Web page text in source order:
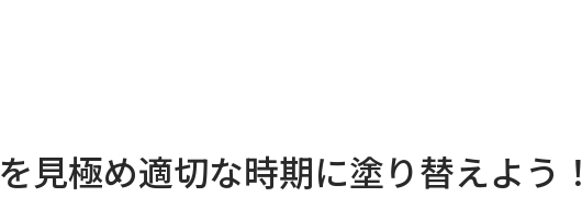
見極め適切な時期に塗り替えよう！